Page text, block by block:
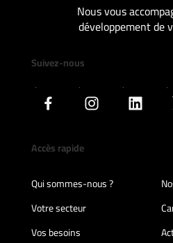
Nous vous
développement de
Suivez-nous
Accès rapide
Qui sommes-nous ?
Votre secteur
Vos besoins